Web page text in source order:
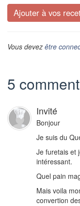
Vous devez être
5
Invité
Bonjour
Je suis du
Je furetais et
intéressant.
Quel pain
Mais voila
convertion